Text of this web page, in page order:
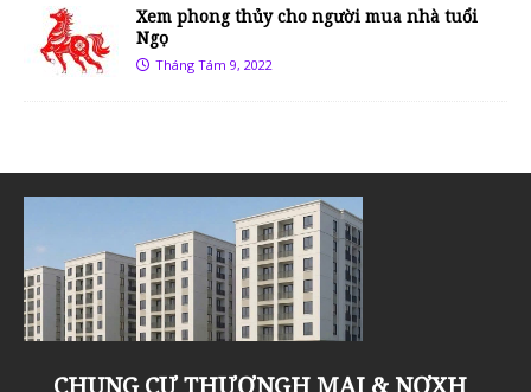
Xem phong thủy cho người mua nhà tuổi
Ngọ
Tháng Tám 9, 2022
Khu đô thị Thanh Hà Cienco 5 đón tin
KHU ĐÔ THỊ THANH HÀ, NHỮNG LÝ
Sân tập golf Thanh Hà Mường Thanh
Chung cư Thanh Hà Mường Thanh
Liền kề Thanh Hà Cienco 5 – “Dậy
Khu đô thị Thanh Hà Cienco 5, khu đô